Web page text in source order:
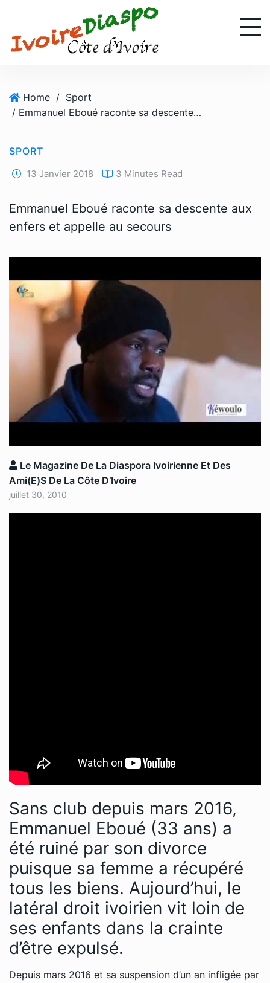
Home / Sport
/ Emmanuel Eboué raconte sa descente aux enfers et appelle au secours
SPORT
13 Janvier 2018 3 Minutes Read
Emmanuel Eboué raconte sa descente aux
enfers et appelle au secours
Le Magazine De La Diaspora Ivoirienne Et Des
Ami(e)s De La Côte D’Ivoire
juillet 30, 2010
Sans club depuis mars 2016,
Emmanuel Eboué (33 ans) a
été ruiné par son divorce
puisque sa femme a récupéré
tous les biens. Aujourd’hui, le
latéral droit ivoirien vit loin de
ses enfants dans la crainte
d’être expulsé.
Depuis mars 2016 et sa suspension d’un an infligée par